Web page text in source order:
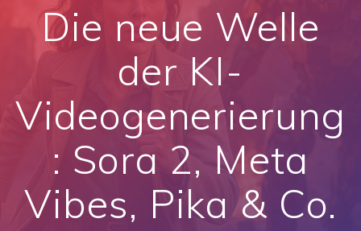
Die neue Welle
der KI-
Videogenerierung
: Sora 2, Meta
Vibes, Pika & Co.